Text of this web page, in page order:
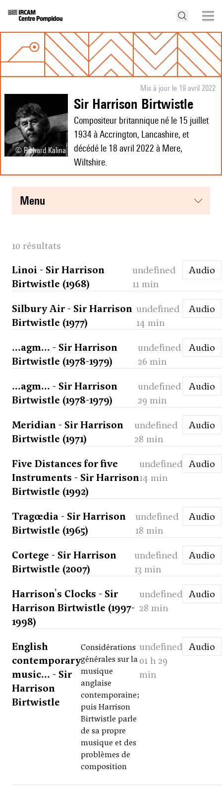
© Richard Kalina
Mis à jour le 19 avril 2022
Sir Harrison Birtwistle
Compositeur britannique né le 15 juillet
1934 à Accrington, Lancashire, et
décédé le 18 avril 2022 à Mere,
Wiltshire.
menu
10 résultats
Linoi - Sir Harrison
Birtwistle (1968)
undefined
11 min
Audio
Silbury Air - Sir Harrison
Birtwistle (1977)
undefined
14 min
Audio
...agm... - Sir Harrison
Birtwistle (1978-1979)
undefined
26 min
Audio
...agm... - Sir Harrison
Birtwistle (1978-1979)
undefined
29 min
Audio
Meridian - Sir Harrison
Birtwistle (1971)
undefined
28 min
Audio
Five Distances for five
Instruments - Sir Harrison
Birtwistle (1992)
undefined
14 min
Audio
Tragœdia - Sir Harrison
Birtwistle (1965)
undefined
18 min
Audio
Cortege - Sir Harrison
Birtwistle (2007)
undefined
13 min
Audio
Harrison's Clocks - Sir
Harrison Birtwistle (1997-
1998)
undefined
28 min
Audio
English
contemporary
music... - Sir
Harrison
Birtwistle
Considérations
générales sur la
musique
anglaise
contemporaine;
puis Harrison
Birtwistle parle
de sa propre
musique et des
problèmes de
composition
undefined
01 h 29
min
Audio